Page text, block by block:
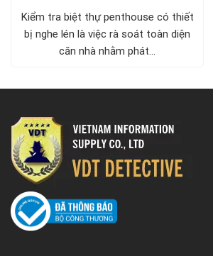
Kiểm tra biệt thự penthouse có thiết
bị nghe lén là việc rà soát toàn diện
căn nhà nhằm phát...